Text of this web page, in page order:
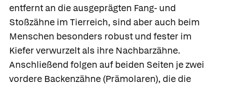
entfernt an die ausgeprägten Fang- und
Stoßzähne im Tierreich, sind aber auch beim
Menschen besonders robust und fester im
Kiefer verwurzelt als ihre Nachbarzähne.
Anschließend folgen auf beiden Seiten je zwei
vordere Backenzähne (Prämolaren), die die